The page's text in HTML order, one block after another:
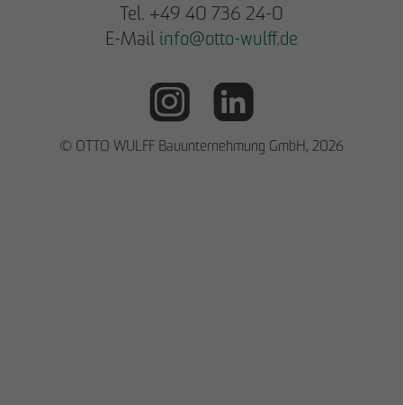
Tel. +49 40 736 24-0
E-Mail info@otto-wulff.de
© OTTO WULFF Bauunternehmung GmbH, 2026